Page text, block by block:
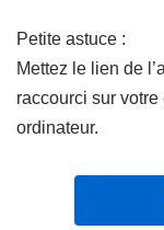
Petite astuce :
Mettez le lien de
raccourci sur
ordinateur.